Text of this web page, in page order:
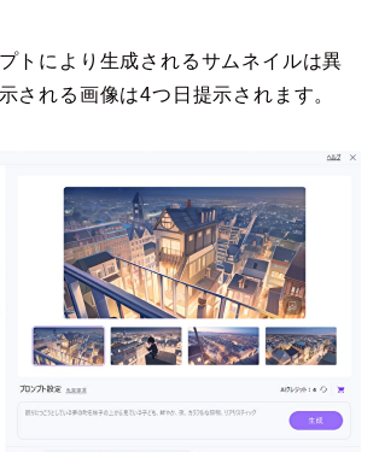
トにより生成されるサムネイルは異
される画像は4つ日提示されます。